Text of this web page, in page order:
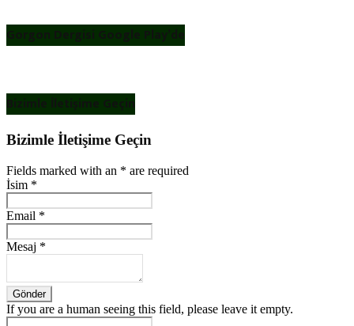
Gorgon Dergisi Google Play’de
Bizimle İletişime Geçin
Bizimle İletişime Geçin
Fields marked with an * are required
İsim *
Email *
Mesaj *
If you are a human seeing this field, please leave it empty.